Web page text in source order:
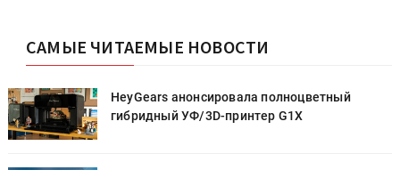
САМЫЕ ЧИТАЕМЫЕ НОВОСТИ
HeyGears анонсировала полноцветный
гибридный УФ/3D-принтер G1X